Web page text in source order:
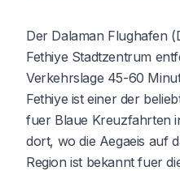
Der Dalaman Flughafen
Fethiye Stadtzentrum
Verkehrslage 45-60
Fethiye ist einer der
fuer Blaue Kreuzfahrten
dort, wo die Aegaeis auf
Region ist bekannt fuer